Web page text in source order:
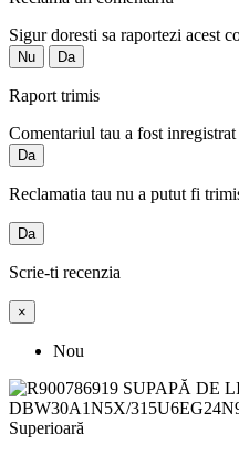
Sigur doresti sa raportezi acest
Nu Da
Raport trimis
Comentariul tau a fost
Da
Reclamatia tau nu a putut fi
Da
Scrie-ti recenzia
×
Nou